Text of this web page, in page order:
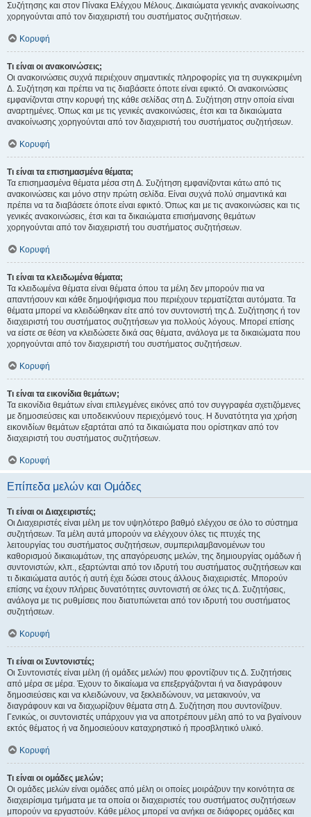
Συζήτησης και στον Πίνακα Ελέγχου Μέλους. Δικαιώματα γενικής ανακοίνωσης
χορηγούνται από τον διαχειριστή του συστήματος συζητήσεων.
Κορυφή
Τι είναι οι ανακοινώσεις;
Οι ανακοινώσεις συχνά περιέχουν σημαντικές πληροφορίες για τη συγκεκριμένη
Δ. Συζήτηση και πρέπει να τις διαβάσετε όποτε είναι εφικτό. Οι ανακοινώσεις
εμφανίζονται στην κορυφή της κάθε σελίδας στη Δ. Συζήτηση στην οποία είναι
αναρτημένες. Όπως και με τις γενικές ανακοινώσεις, έτσι και τα δικαιώματα
ανακοίνωσης χορηγούνται από τον διαχειριστή του συστήματος συζητήσεων.
Κορυφή
Τι είναι τα επισημασμένα θέματα;
Τα επισημασμένα θέματα μέσα στη Δ. Συζήτηση εμφανίζονται κάτω από τις
ανακοινώσεις και μόνο στην πρώτη σελίδα. Είναι συχνά πολύ σημαντικά και
πρέπει να τα διαβάσετε όποτε είναι εφικτό. Όπως και με τις ανακοινώσεις και τις
γενικές ανακοινώσεις, έτσι και τα δικαιώματα επισήμανσης θεμάτων
χορηγούνται από τον διαχειριστή του συστήματος συζητήσεων.
Κορυφή
Τι είναι τα κλειδωμένα θέματα;
Τα κλειδωμένα θέματα είναι θέματα όπου τα μέλη δεν μπορούν πια να
απαντήσουν και κάθε δημοψήφισμα που περιέχουν τερματίζεται αυτόματα. Τα
θέματα μπορεί να κλειδώθηκαν είτε από τον συντονιστή της Δ. Συζήτησης ή τον
διαχειριστή του συστήματος συζητήσεων για πολλούς λόγους. Μπορεί επίσης
να είστε σε θέση να κλειδώσετε δικά σας θέματα, ανάλογα με τα δικαιώματα που
χορηγούνται από τον διαχειριστή του συστήματος συζητήσεων.
Κορυφή
Τι είναι τα εικονίδια θεμάτων;
Τα εικονίδια θεμάτων είναι επιλεγμένες εικόνες από τον συγγραφέα σχετιζόμενες
με δημοσιεύσεις και υποδεικνύουν περιεχόμενό τους. Η δυνατότητα για χρήση
εικονιδίων θεμάτων εξαρτάται από τα δικαιώματα που ορίστηκαν από τον
διαχειριστή του συστήματος συζητήσεων.
Κορυφή
Επίπεδα μελών και Ομάδες
Τι είναι οι Διαχειριστές;
Οι Διαχειριστές είναι μέλη με τον υψηλότερο βαθμό ελέγχου σε όλο το σύστημα
συζητήσεων. Τα μέλη αυτά μπορούν να ελέγχουν όλες τις πτυχές της
λειτουργίας του συστήματος συζητήσεων, συμπεριλαμβανομένων του
καθορισμού δικαιωμάτων, της απαγόρευσης μελών, της δημιουργίας ομάδων ή
συντονιστών, κλπ., εξαρτώνται από τον ιδρυτή του συστήματος συζητήσεων και
τι δικαιώματα αυτός ή αυτή έχει δώσει στους άλλους διαχειριστές. Μπορούν
επίσης να έχουν πλήρεις δυνατότητες συντονιστή σε όλες τις Δ. Συζητήσεις,
ανάλογα με τις ρυθμίσεις που διατυπώνεται από τον ιδρυτή του συστήματος
συζητήσεων.
Κορυφή
Τι είναι οι Συντονιστές;
Οι Συντονιστές είναι μέλη (ή ομάδες μελών) που φροντίζουν τις Δ. Συζητήσεις
από μέρα σε μέρα. Έχουν το δικαίωμα να επεξεργάζονται ή να διαγράφουν
δημοσιεύσεις και να κλειδώνουν, να ξεκλειδώνουν, να μετακινούν, να
διαγράφουν και να διαχωρίζουν θέματα στη Δ. Συζήτηση που συντονίζουν.
Γενικώς, οι συντονιστές υπάρχουν για να αποτρέπουν μέλη από το να βγαίνουν
εκτός θέματος ή να δημοσιεύουν καταχρηστικό ή προσβλητικό υλικό.
Κορυφή
Τι είναι οι ομάδες μελών;
Οι ομάδες μελών είναι ομάδες από μέλη οι οποίες μοιράζουν την κοινότητα σε
διαχειρίσιμα τμήματα με τα οποία οι διαχειριστές του συστήματος συζητήσεων
μπορούν να εργαστούν. Κάθε μέλος μπορεί να ανήκει σε διάφορες ομάδες και